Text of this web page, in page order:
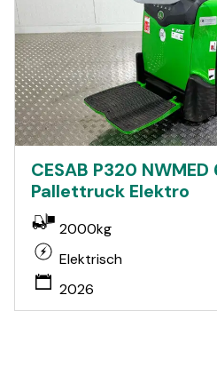
CESAB P320
Pallettruck Elektro
2000kg
Elektrisch
2026